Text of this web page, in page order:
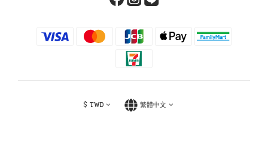
$ TWD 繁體中文